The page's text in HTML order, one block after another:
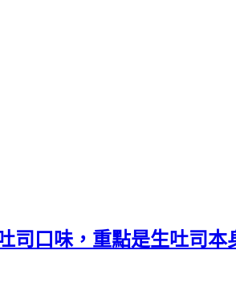
司口味，重點是生吐司